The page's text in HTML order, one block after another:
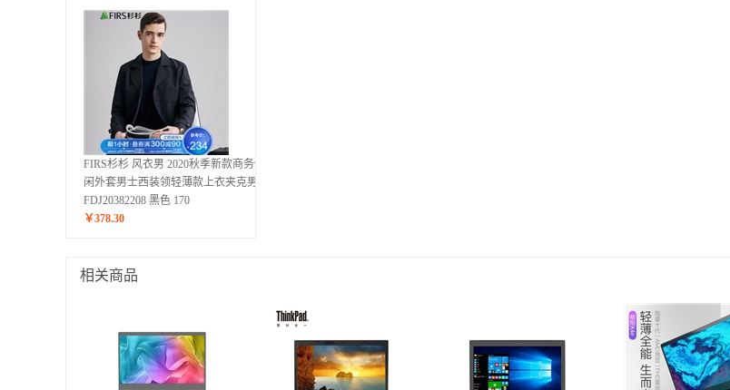
FIRS杉杉 风衣男 2020秋季新款商务休
闲外套男士西装领轻薄款上衣夹克男
FDJ20382208 黑色 170
￥378.30
相关商品